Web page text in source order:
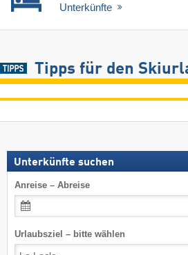
Unterkünfte
Tipps für den
Unterkünfte suchen
Anreise – Abreise
Urlaubsziel – bitte wählen